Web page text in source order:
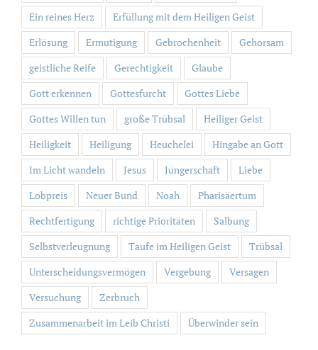
Ein reines Herz
Erfüllung mit dem Heiligen Geist
Erlösung
Ermutigung Gebrochenheit
Gehorsam
geistliche Reife
Gerechtigkeit
Glaube
Gott erkennen
Gottesfurcht
Gottes Liebe
Gottes Willen tun
große Trübsal
Heiliger Geist
Heiligkeit
Heiligung Heuchelei
Hingabe an Gott
Im Licht wandeln
Jesus Jüngerschaft
Liebe
Lobpreis
Neuer Bund Noah
Pharisäertum
Rechtfertigung
richtige Prioritäten
Salbung
Selbstverleugnung
Taufe im Heiligen Geist
Trübsal
Unterscheidungsvermögen
Vergebung
Versagen
Versuchung
Zerbruch
Zusammenarbeit im Leib Christi
Überwinder sein